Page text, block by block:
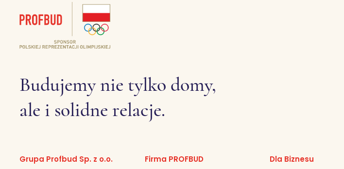
Budujemy nie tylko domy,
ale i solidne relacje.
Grupa Profbud Sp. z o.o. Firma PROFBUD Dla Biznesu